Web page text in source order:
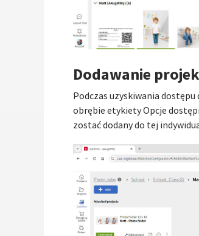
Dodawanie
Podczas uzyskiwania
obrębie etykiety Opcje
zostać dodany do tej